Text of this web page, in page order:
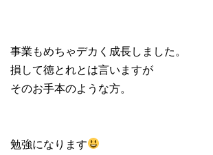
事業もめちゃデカく成長しました。
損して徳とれとは言いますが
そのお手本のような方。
勉強になります